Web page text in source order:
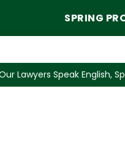
SPRING
Lawyers Speak English,